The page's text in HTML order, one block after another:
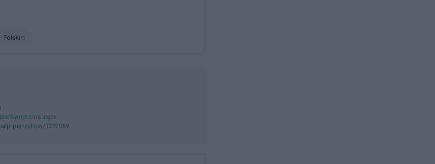
polskim
Symptoms.aspx
pain/show/1372069